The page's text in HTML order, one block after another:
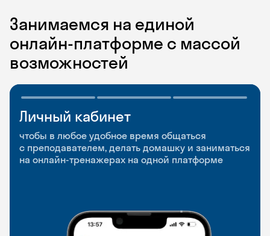
Занимаемся на единой
онлайн-платформе с массой
возможностей
Личный кабинет
чтобы в любое удобное время общаться
с преподавателем, делать домашку и заниматься
на онлайн-тренажерах на одной платформе
Мобильное
приложение
чтобы заниматься и изучать новые слова где
и когда удобно
Разговорные клубы
и Talks
Групповые занятия для разговорной практики
и индивидуальные встречи с преподавателями